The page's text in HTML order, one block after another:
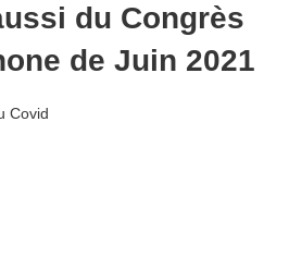
du Congrès
de Juin 2021
Covid